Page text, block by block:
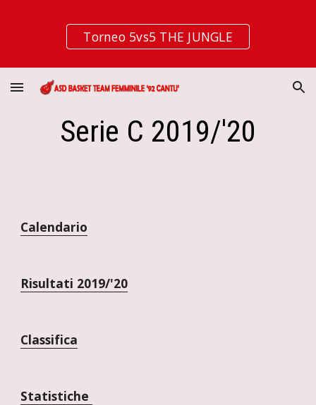
Skip to main content Skip to navigation
Torneo 5vs5 THE JUNGLE
Serie C 2019/'20
Calendario
Risultati 2019/'20
Classifica
Statistiche